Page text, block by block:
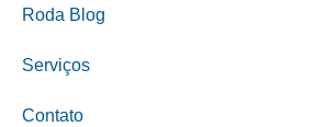
Roda Blog
Serviços
Contato